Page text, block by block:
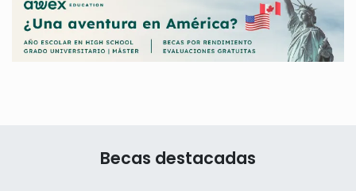
Becas destacadas